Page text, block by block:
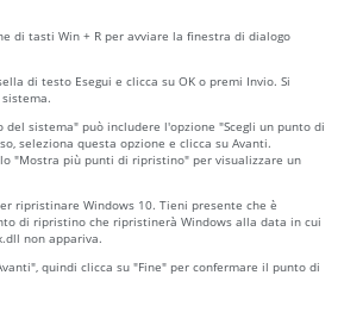
di tasti Win + R per avviare la finestra di dialogo
di testo Esegui e clicca su OK o premi Invio. Si
del sistema" può includere l'opzione "Scegli un punto di
seleziona questa opzione e clicca su Avanti.
"Mostra più punti di ripristino" per visualizzare un
ripristinare Windows 10. Tieni presente che è
di ripristino che ripristinerà Windows alla data in cui
non appariva.
quindi clicca su "Fine" per confermare il punto di